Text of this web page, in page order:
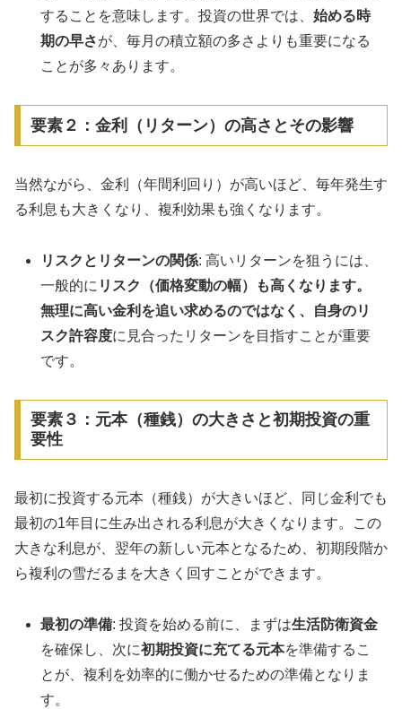
することを意味します。投資の世界では、始める時
期の早さが、毎月の積立額の多さよりも重要になる
ことが多々あります。
要素２：金利（リターン）の高さとその影響
当然ながら、金利（年間利回り）が高いほど、毎年発生す
る利息も大きくなり、複利効果も強くなります。
リスクとリターンの関係: 高いリターンを狙うには、
一般的に リスク（価格変動の幅）も高くなります。
無理に高い金利を追い求めるのではなく、自身のリ
スク許容度に見合ったリターンを目指すことが重要
です。
要素３：元本（種銭）の大きさと初期投資の重
要性
最初に投資する元本（種銭）が大きいほど、同じ金利でも
最初の1年目に生み出される利息が大きくなります。この
大きな利息が、翌年の新しい元本となるため、初期段階か
ら複利の雪だるまを大きく回すことができます。
最初の準備: 投資を始める前に、まずは生活防衛資金
を確保し、次に初期投資に充てる元本を準備するこ
とが、複利を効率的に働かせるための準備となりま
す。